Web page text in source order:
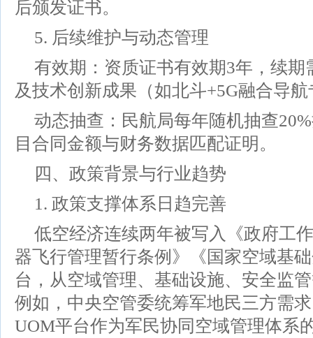
后颁发证书。
5. 后续维护与动态管理
有效期：资质证书有效期3年，续
及技术创新成果（如北斗+5G融合导
动态抽查：民航局每年随机抽查
目合同金额与财务数据匹配证明。
四、政策背景与行业趋势
1. 政策支撑体系日趋完善
低空经济连续两年被写入《政府工
器飞行管理暂行条例》《国家空域基
台，从空域管理、基础设施、安全监
例如，中央空管委统筹军地民三方需
UOM平台作为军民协同空域管理体系